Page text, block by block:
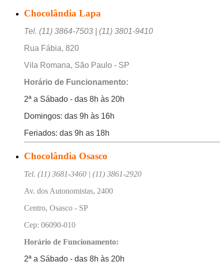
Chocolândia Lapa
Tel. (11) 3864-7503 | (11) 3801-9410
Rua Fábia, 820
Vila Romana, São Paulo - SP
Horário de Funcionamento:
2ª a Sábado - das 8h às 20h
Domingos: das 9h às 16h
Feriados: das 9h as 18h
Chocolândia Osasco
Tel. (11) 3681-3460 | (11) 3861-2920
Av. dos Autonomistas, 2400
Centro, Osasco - SP
Cep: 06090-010
Horário de Funcionamento:
2ª a Sábado - das 8h às 20h